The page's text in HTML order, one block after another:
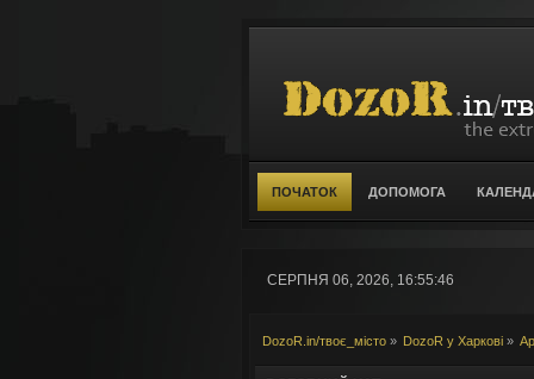
ПОЧАТОК ДОПОМОГА
СЕРПНЯ 06, 2026, 16:55:46
DozoR.in/твоє_місто» DozoR у Харкові»